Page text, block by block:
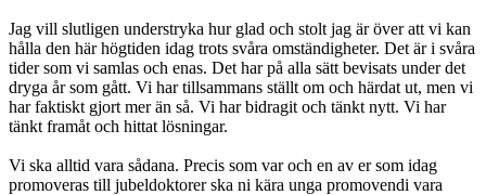
Jag vill slutligen understryka hur glad och stolt jag är över att vi kan
hålla den här högtiden idag trots svåra omständigheter. Det är i svåra
tider som vi samlas och enas. Det har på alla sätt bevisats under det
dryga år som gått. Vi har tillsammans ställt om och härdat ut, men vi
har faktiskt gjort mer än så. Vi har bidragit och tänkt nytt. Vi har
tänkt framåt och hittat lösningar.
Vi ska alltid vara sådana. Precis som var och en av er som idag
promoveras till jubeldoktorer ska ni kära unga promovendi vara